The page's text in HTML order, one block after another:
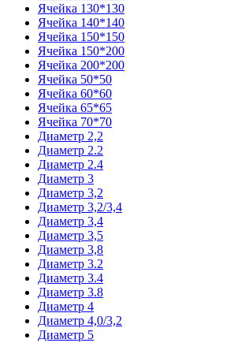
Ячейка 130*130
Ячейка 140*140
Ячейка 150*150
Ячейка 150*200
Ячейка 200*200
Ячейка 50*50
Ячейка 60*60
Ячейка 65*65
Ячейка 70*70
Диаметр 2,2
Диаметр 2.2
Диаметр 2.4
Диаметр 3
Диаметр 3,2
Диаметр 3,2/3,4
Диаметр 3,4
Диаметр 3,5
Диаметр 3,8
Диаметр 3.2
Диаметр 3.4
Диаметр 3.8
Диаметр 4
Диаметр 4,0/3,2
Диаметр 5